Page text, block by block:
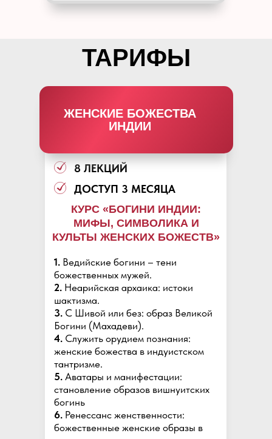
ТАРИФЫ
8 ЛЕКЦИЙ
ДОСТУП 3 МЕСЯЦА
1. Ведийские богини – тени
божественных мужей.
2. Неарийская архаика: истоки
шактизма.
3. С Шивой или без: образ Великой
Богини (Махадеви).
4. Служить орудием познания:
женские божества в индуистском
тантризме.
5. Аватары и манифестации:
становление образов вишнуитских
богинь
6. Ренессанс женственности:
божественные женские образы в
ЖЕНСКИЕ БОЖЕСТВА
ИНДИИ
КУРС «БОГИНИ ИНДИИ:
МИФЫ, СИМВОЛИКА И
КУЛЬТЫ ЖЕНСКИХ БОЖЕСТВ»